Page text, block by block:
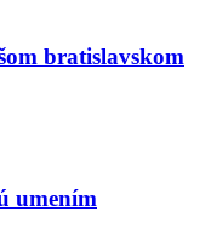
bratislavskom
umením